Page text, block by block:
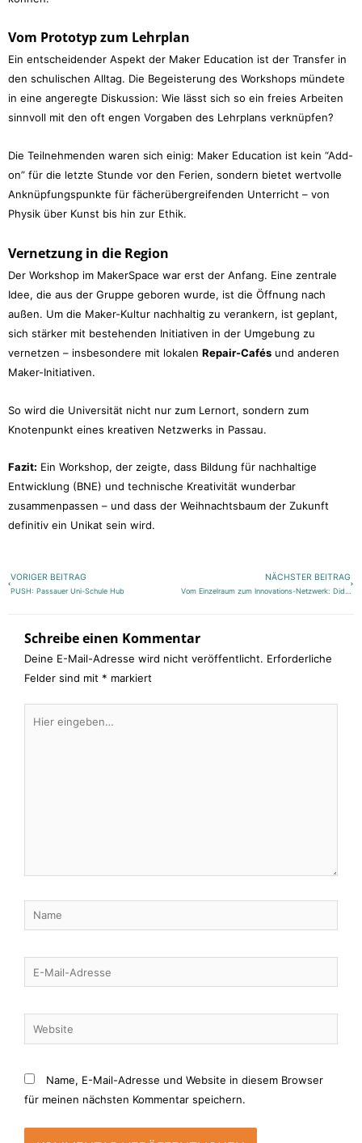
Vom Prototyp zum Lehrplan
Ein entscheidender Aspekt der Maker Education ist der Transfer in
den schulischen Alltag. Die Begeisterung des Workshops mündete
in eine angeregte Diskussion: Wie lässt sich so ein freies Arbeiten
sinnvoll mit den oft engen Vorgaben des Lehrplans verknüpfen?
Die Teilnehmenden waren sich einig: Maker Education ist kein “Add-
on” für die letzte Stunde vor den Ferien, sondern bietet wertvolle
Anknüpfungspunkte für fächerübergreifenden Unterricht – von
Physik über Kunst bis hin zur Ethik.
Vernetzung in die Region
Der Workshop im MakerSpace war erst der Anfang. Eine zentrale
Idee, die aus der Gruppe geboren wurde, ist die Öffnung nach
außen. Um die Maker-Kultur nachhaltig zu verankern, ist geplant,
sich stärker mit bestehenden Initiativen in der Umgebung zu
vernetzen – insbesondere mit lokalen Repair-Cafés und anderen
Maker-Initiativen.
So wird die Universität nicht nur zum Lernort, sondern zum
Knotenpunkt eines kreativen Netzwerks in Passau.
Fazit: Ein Workshop, der zeigte, dass Bildung für nachhaltige
Entwicklung (BNE) und technische Kreativität wunderbar
zusammenpassen – und dass der Weihnachtsbaum der Zukunft
definitiv ein Unikat sein wird.
Zurück
VORIGER BEITRAG
PUSH: Passauer Uni-Schule Hub
NÄCHSTER BEITRAG
Schreibe einen Kommentar
Deine E-Mail-Adresse wird nicht veröffentlicht. Erforderliche
Felder sind mit * markiert
eingeben…
Name
E-
Mail-
Website
Name, E-Mail-Adresse und Website in diesem Browser
für meinen nächsten Kommentar speichern.